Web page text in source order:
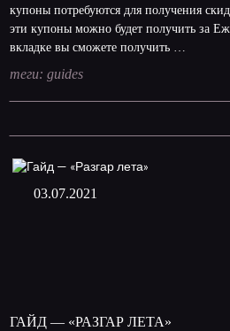
купоны потребуются для получения
эти купоны можно будет получить за
вкладке вы сможете получить …
теги: guides
03.07.2021
ГАЙД — «РАЗГАР ЛЕТА»